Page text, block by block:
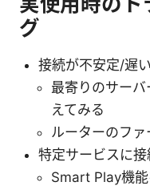
グ
接続が不安定/遅
最寄りのサー
えてみる
ルーターのフ
特定サービスに
Smart Play機